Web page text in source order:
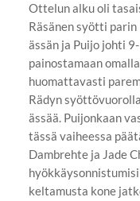
Ottelun alku oli
Räsänen syötti
ässän ja Puijo johti
painostamaan
huomattavasti
Rädyn
ässää. Puijonkaan
tässä vaiheessa
Dambrehte ja Jade
keltamusta kone